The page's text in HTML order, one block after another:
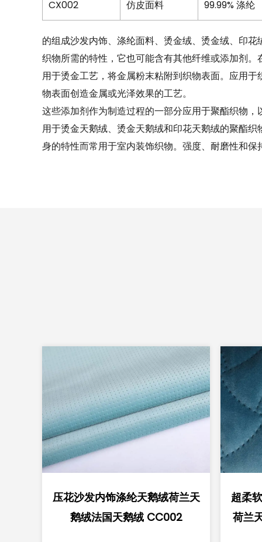
CX002 仿皮面料 99.99% 涤纶
的组成沙发内饰、涤纶面料、烫金绒、烫金绒、印花
织物所需的特性，它也可能含有其他纤维或添加剂
用于烫金工艺，将金属粉末粘附到织物表面。应用
物表面创造金属或光泽效果的工艺。
这些添加剂作为制造过程的一部分应用于聚酯织物
用于烫金天鹅绒、烫金天鹅绒和印花天鹅绒的聚酯
身的特性而常用于室内装饰织物。强度、耐磨性和保
超柔软压胶沙发内饰涤纶天鹅绒
荷兰天鹅绒法国天鹅绒 CC007
沙发